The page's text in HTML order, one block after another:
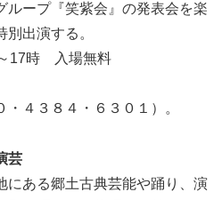
ループ『笑紫会』の発表会を楽
出演する。
17時 入場無料
４３８４・６３０１）。
芸
ある郷土古典芸能や踊り、演